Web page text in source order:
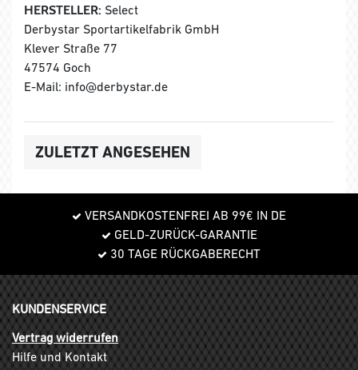
HERSTELLER: Select
Derbystar Sportartikelfabrik GmbH
Klever Straße 77
47574 Goch
E-Mail: info@derbystar.de
ZULETZT ANGESEHEN
VERSANDKOSTENFREI AB 99€ IN DE
GELD-ZURÜCK-GARANTIE
30 TAGE RÜCKGABERECHT
KUNDENSERVICE
Vertrag widerrufen
Hilfe und Kontakt